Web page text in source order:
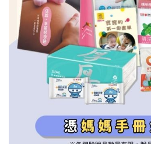
信誼基金會
2022信誼年度報告